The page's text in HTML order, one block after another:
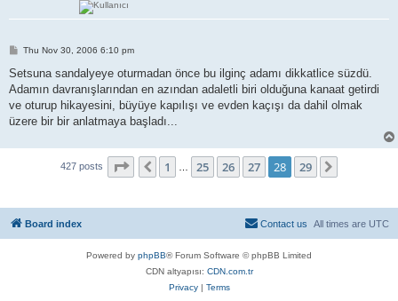
P
s
Thu Nov 30, 2006 6:10 pm
Setsuna sandalyeye oturmadan önce bu ilginç adamı dikkatlice süzdü.
Adamın davranışlarından en azından adaletli biri olduğuna kanaat getirdi
ve oturup hikayesini, büyüye kapılışı ve evden kaçışı da dahil olmak
üzere bir bir anlatmaya başladı...
427 posts Page 28 of 29
Previous
1 25 26 27 28 29
Board index All times are UTC
Contact us
Powered by phpBB® Forum Software © phpBB Limited
CDN altyapısı: CDN.com.tr
Privacy| Terms